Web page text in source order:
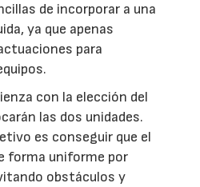
de incorporar a una
ya que apenas
para
con la elección del
las dos unidades.
es conseguir que el
forma uniforme por
obstáculos y